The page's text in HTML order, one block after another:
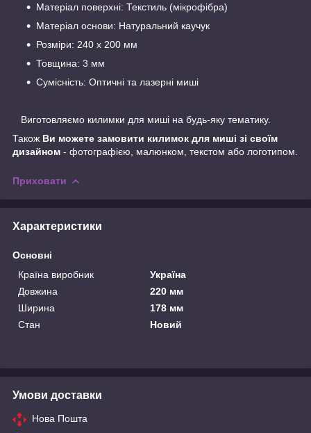
Матеріал поверхні: Текстиль (мікрофібра)
Матеріал основи: Натуральний каучук
Розміри: 240 x 200 мм
Товщина: 3 мм
Сумісність: Оптичні та лазерні миші
Виготовляємо килимки для миші на будь-яку тематику.
Також Ви можете замовити килимок для миші зі своїм
дизайном - фотографією, малюнком, текстом або логотипом.
Приховати
Характеристики
Основні
Країна виробник
Україна
Довжина
220 мм
Ширина
178 мм
Стан
Новий
Умови доставки
Нова Пошта